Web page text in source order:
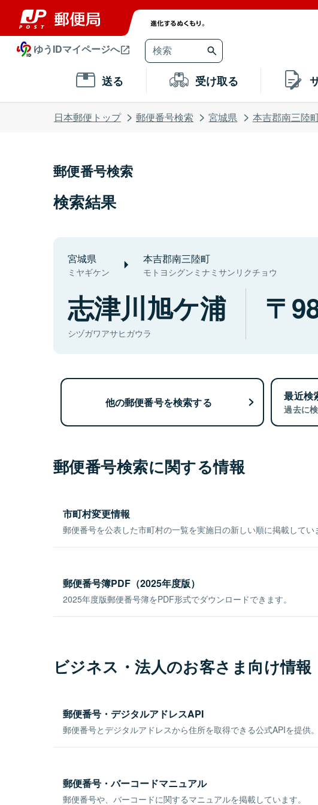
ゆうIDマイページへ
送る 受け取る
日本郵便トップ 郵便番号検索 宮城県 本吉郡南三陸
郵便番号検索
検索結果
宮城県
ミヤギケン
本吉郡南三陸町
モトヨシグンミナミサンリクチョウ
志津川旭ケ浦
シヅガワアサヒガウラ
他の郵便番号を検索する 最近検
過去に
郵便番号検索に関する情報
市町村変更情報
郵便番号を公表した市町村の一覧を実施日の新しい順に掲載してい
郵便番号簿PDF（2025年度版）
2025年度版郵便番号簿をPDF形式でダウンロードできます。
ビジネス・法人のお客さま向け情報
郵便番号・デジタルアドレスAPI
郵便番号とデジタルアドレスから住所を取得できる公式APIを提供。
郵便番号・バーコードマニュアル
郵便番号や、バーコードに関するマニュアルを掲載しています。